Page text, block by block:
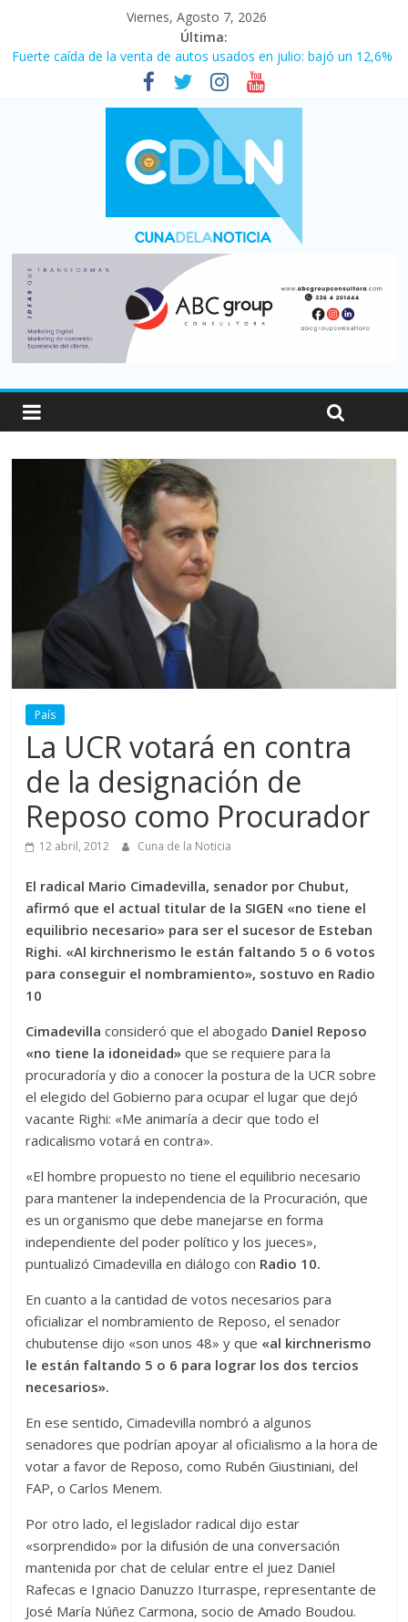
Viernes, Agosto 7, 2026
Última:
Fuerte caída de la venta de autos usados en julio: bajó un 12,6%
Central venció 1 a 0 al River de Coudet en el Monumental
La morosidad alcanzó su nivel más alto en dos décadas y ya
afecta a 400 mil deudores en Santa Fe
Desde que asumió Milei cerraron 41.000 kioscos: el sector
denuncia crisis como en 2001
Vacaciones de invierno con más movimiento y consumo
turístico: 4,6 millones de personas viajaron por el país, un 5,9%
País
La UCR votará en contra
de la designación de
Reposo como Procurador
12 abril, 2012 Cuna de la Noticia
El radical Mario Cimadevilla, senador por Chubut,
afirmó que el actual titular de la SIGEN «no tiene el
equilibrio necesario» para ser el sucesor de Esteban
Righi. «Al kirchnerismo le están faltando 5 o 6 votos
para conseguir el nombramiento», sostuvo en Radio
10
Cimadevilla consideró que el abogado Daniel Reposo
«no tiene la idoneidad» que se requiere para la
procuradoría y dio a conocer la postura de la UCR sobre
el elegido del Gobierno para ocupar el lugar que dejó
vacante Righi: «Me animaría a decir que todo el
radicalismo votará en contra».
«El hombre propuesto no tiene el equilibrio necesario
para mantener la independencia de la Procuración, que
es un organismo que debe manejarse en forma
independiente del poder político y los jueces»,
puntualizó Cimadevilla en diálogo con Radio 10.
En cuanto a la cantidad de votos necesarios para
oficializar el nombramiento de Reposo, el senador
chubutense dijo «son unos 48» y que «al kirchnerismo
le están faltando 5 o 6 para lograr los dos tercios
necesarios».
En ese sentido, Cimadevilla nombró a algunos
senadores que podrían apoyar al oficialismo a la hora de
votar a favor de Reposo, como Rubén Giustiniani, del
FAP, o Carlos Menem.
Por otro lado, el legislador radical dijo estar
«sorprendido» por la difusión de una conversación
mantenida por chat de celular entre el juez Daniel
Rafecas e Ignacio Danuzzo Iturraspe, representante de
José María Núñez Carmona, socio de Amado Boudou.